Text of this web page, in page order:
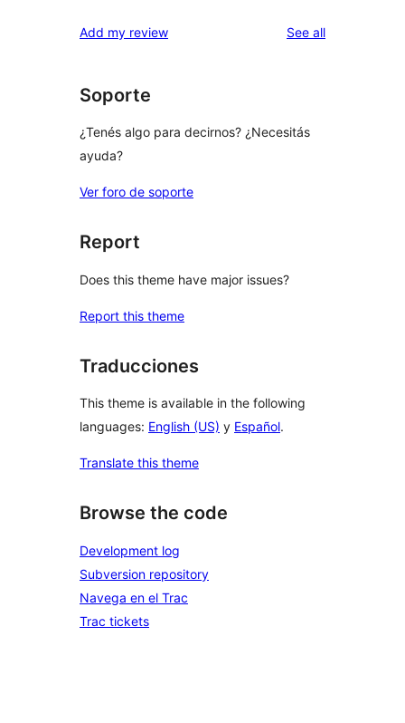
reviews
star
Add my review See allreviews
Soporte
¿Tenés algo para decirnos? ¿Necesitás
ayuda?
Ver foro de soporte
Report
Does this theme have major issues?
Report this theme
Traducciones
This theme is available in the following
languages: English (US) y Español.
Translate this theme
Browse the code
Development log
Subversion repository
Navega en el Trac
Trac tickets